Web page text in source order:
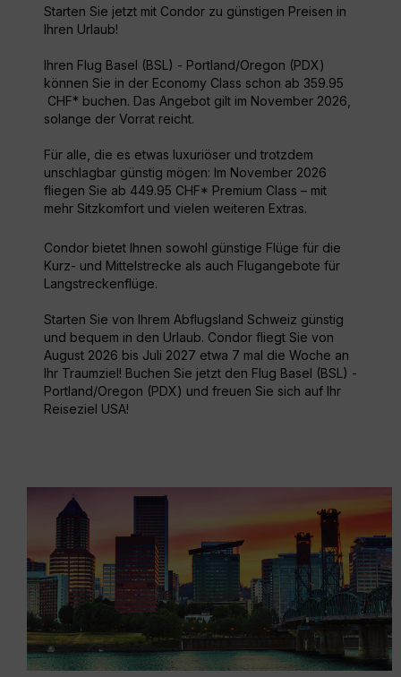
Starten Sie jetzt mit Condor zu günstigen Preisen in
Ihren Urlaub!
Ihren Flug Basel (BSL) - Portland/Oregon (PDX)
können Sie in der Economy Class schon ab 359.95
CHF* buchen. Das Angebot gilt im November 2026,
solange der Vorrat reicht.
Für alle, die es etwas luxuriöser und trotzdem
unschlagbar günstig mögen: Im November 2026
fliegen Sie ab 449.95 CHF* Premium Class – mit
mehr Sitzkomfort und vielen weiteren Extras.
Condor bietet Ihnen sowohl günstige Flüge für die
Kurz- und Mittelstrecke als auch Flugangebote für
Langstreckenflüge.
Starten Sie von Ihrem Abflugsland Schweiz günstig
und bequem in den Urlaub. Condor fliegt Sie von
August 2026 bis Juli 2027 etwa 7 mal die Woche an
Ihr Traumziel! Buchen Sie jetzt den Flug Basel (BSL) -
Portland/Oregon (PDX) und freuen Sie sich auf Ihr
Reiseziel USA!